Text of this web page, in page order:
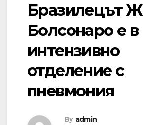
Бразилецът
Болсонаро е в
интензивно
отделение с
пневмония
By admin